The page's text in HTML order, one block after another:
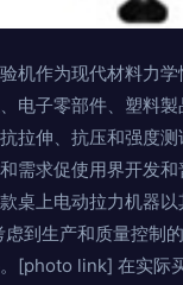
机作为现代材料力
电子零部件、塑料製
拉伸、抗压和强度
需求促使用界开发
桌上电动拉力机器
到生产和质量控制
[photo link] 在实际